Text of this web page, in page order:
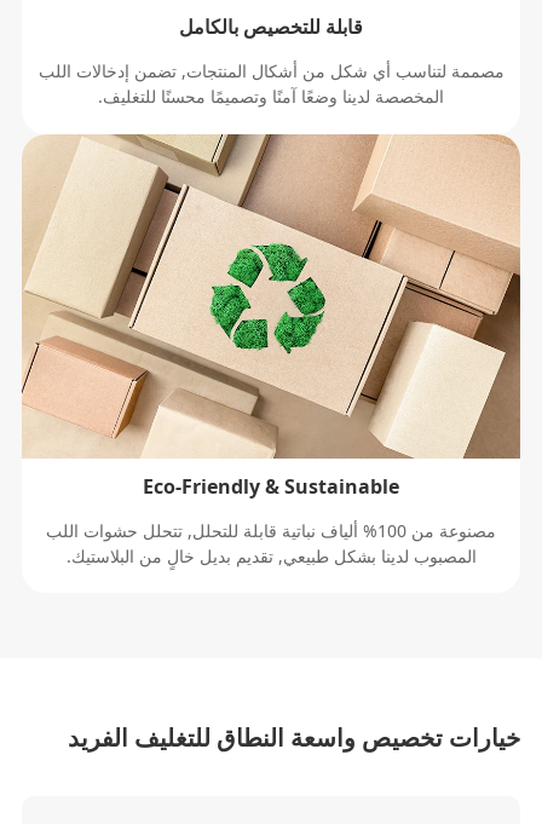
قابلة للتخصيص بالكامل
لتناسب أي شكل من أشكال المنتجات, تضمن إدخالات اللب
المخصصة لدينا وضعًا آمنًا وتصميمًا محسنًا للتغليف.
Eco-Friendly & Sustainable
مصنوعة من 100% ألياف نباتية قابلة للتحلل, تتحلل حشوات اللب
المصبوب لدينا بشكل طبيعي, تقديم بديل خالٍ من البلاستيك.
تخصيص واسعة النطاق للتغليف الفريد